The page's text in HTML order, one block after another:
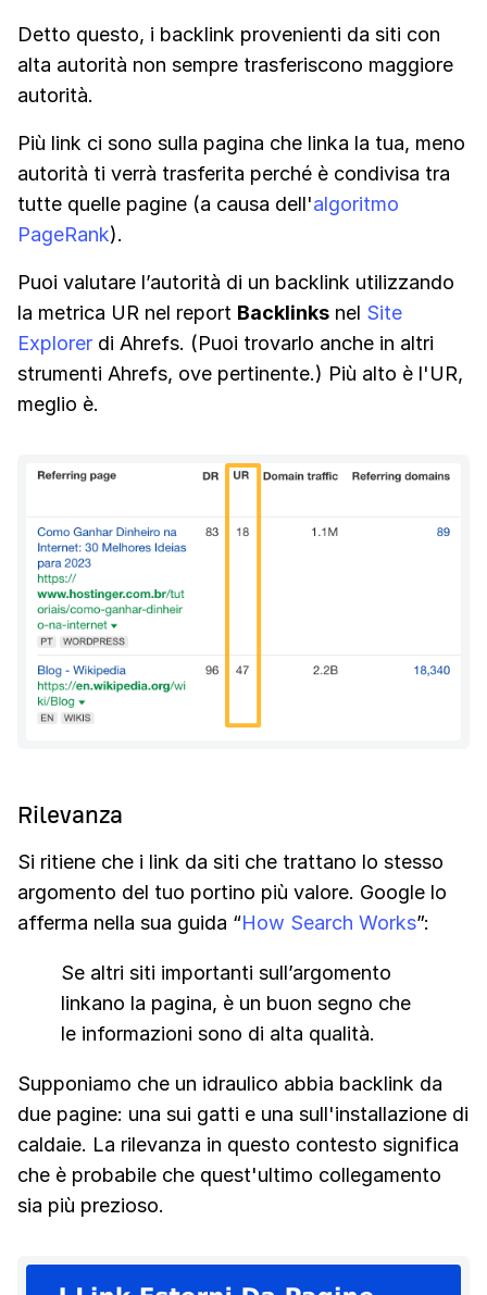
Detto questo, i backlink provenienti da siti con
alta autorità non sempre trasferiscono maggiore
autorità.
Più link ci sono sulla pagina che linka la tua, meno
autorità ti verrà trasferita perché è condivisa tra
tutte quelle pagine (a causa dell'algoritmo
PageRank).
Puoi valutare l’autorità di un backlink utilizzando
la metrica UR nel report Backlinks nel Site
Explorer di Ahrefs. (Puoi trovarlo anche in altri
strumenti Ahrefs, ove pertinente.) Più alto è l'UR,
meglio è.
Rilevanza
Si ritiene che i link da siti che trattano lo stesso
argomento del tuo portino più valore. Google lo
afferma nella sua guida “How Search Works”:
Se altri siti importanti sull’argomento
linkano la pagina, è un buon segno che
le informazioni sono di alta qualità.
Supponiamo che un idraulico abbia backlink da
due pagine: una sui gatti e una sull'installazione di
caldaie. La rilevanza in questo contesto significa
che è probabile che quest'ultimo collegamento
sia più prezioso.